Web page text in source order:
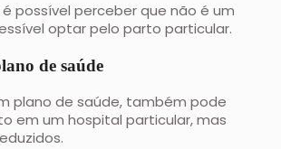
é possível perceber que não é um
optar pelo parto particular.
de saúde
plano de saúde, também pode
em um hospital particular, mas